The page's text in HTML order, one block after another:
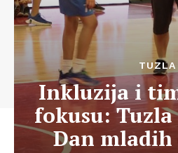
TUZLA
Inkluzija i
fokusu:
Dan mladih